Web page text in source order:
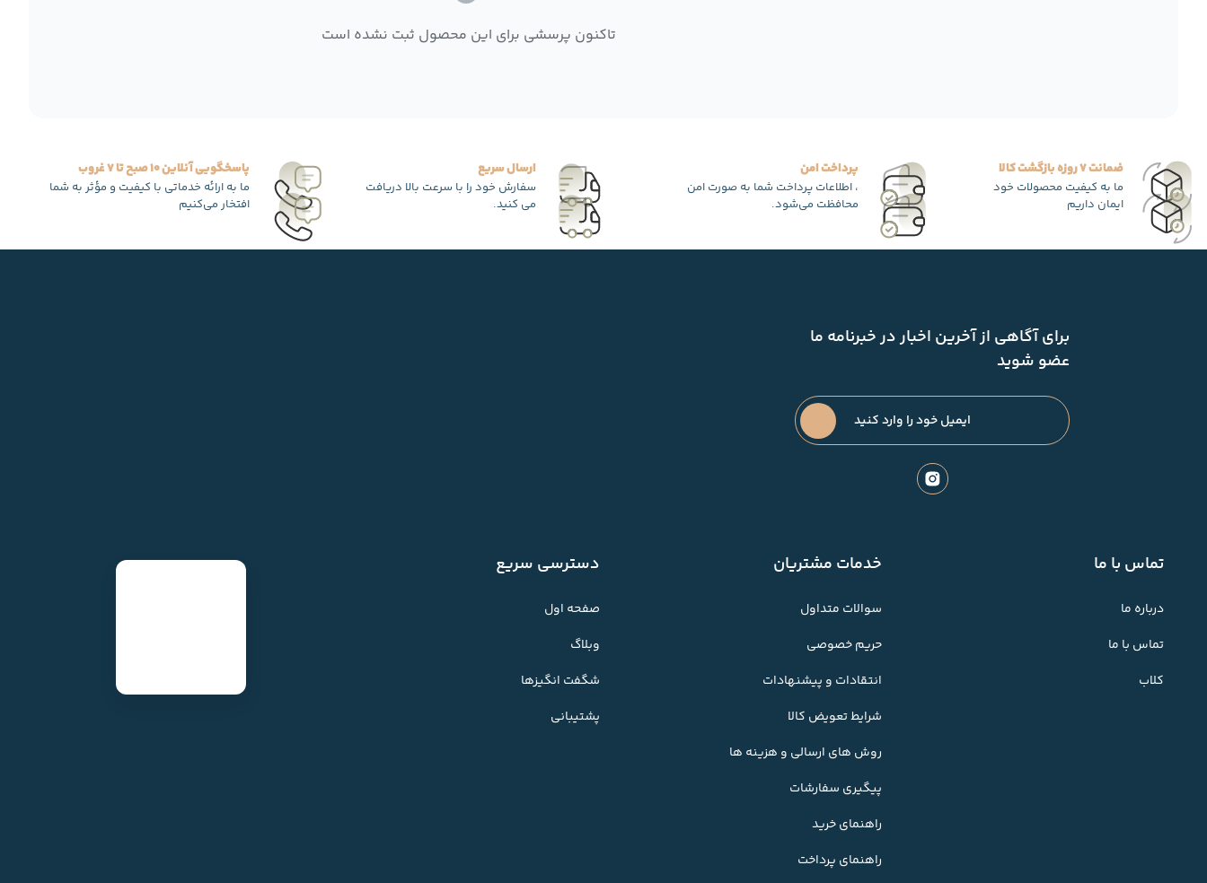
تاکنون پرسشی برای این محصول ثبت نشده است
ضمانت 7 روزه بازگشت کالا
ما به کیفیت محصولات خود
ایمان داریم
پرداخت امن
، اطلاعات پرداخت شما به صورت امن
محافظت می‌شود.
ارسال سریع
سفارش خود را با سرعت بالا دریافت
می کنید.
پاسخگویی آنلاین 10 صبح تا 7 غروب
ما به ارائه خدماتی با کیفیت و مؤثر به شما
افتخار می‌کنیم
برای آگاهی از آخرین اخبار در خبرنامه ما
عضو شوید
تماس با ما
درباره ما
تماس با ما
کلاب
خدمات مشتریان
سوالات متداول
حریم خصوصی
انتقادات و پیشنهادات
شرایط تعویض کالا
روش های ارسالی و هزینه ها
پیگیری سفارشات
راهنمای خرید
راهنمای پرداخت
دسترسی سریع
صفحه اول
وبلاگ
شگفت انگیزها
پشتیبانی